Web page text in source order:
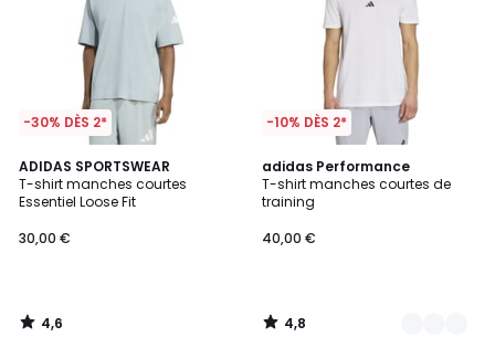
-30% DÈS 2*
ADIDAS SPORTSWEAR
T-shirt manches courtes
Essentiel Loose Fit
30,00 €
4,6
/ 5
4,6
/
-10% DÈS 2*
adidas Performance
T-shirt manches courtes de
training
40,00 €
4,8
/ 5
2
Couleurs
4,8
/